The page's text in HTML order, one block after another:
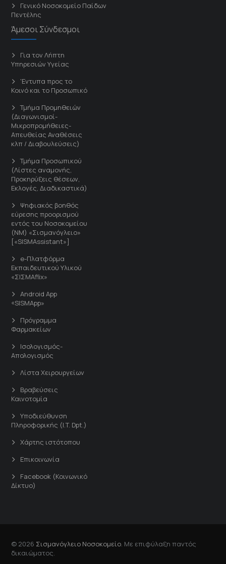
Γενικό Νοσοκομείο Παίδων
Πεντέλης
Άμεσοι Σύνδεσμοι
Για τον Λήπτη
Υπηρεσιών Υγείας
'Εντυπα προς το
Κοινό και το Προσωπικό
Τμήμα Προμηθειών
(Διαγωνισμοί-
Μικροπρομήθειες-
Απευθείας Αναθέσεις
κλπ / Διαβουλεύσεις)
Τμήμα Προσωπικού
(Λίστες αναμονής,
Προκηρύξεις θέσεων,
Εκλογές, Διαδικαστικά)
Ψηφιακός βοηθός
εύρεσης προορισμού
εντός του Νοσοκομείου
(ΝΜ) «Σισμανόγλειο»
[«SISMAssistant»]
e-Πλατφόρμα
Εκπαιδευτικού Υλικού
«ΣΙΣΜΑflix»
Android App
«SISMApp»
Πρόγραμμα
Φαρμακείων
Ισολογισμός-
Απολογισμός
Λίστα Χειρουργείων
Βραβεύσεις
Καινοτομία
Υποδιεύθυνση
Πληροφορικής (I.T. Dpt.)
Χάρτης ιστότοπου
Επικοινωνία
Facebook (Κοινωνικό
Δίκτυο)
© 2026 Σισμανόγλειο Νοσοκομείο . Με επιφύλαξη παντός
δικαιώματος.